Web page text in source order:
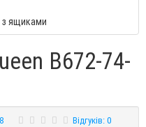
з ящиками
B672-74-
Відгуків: 0